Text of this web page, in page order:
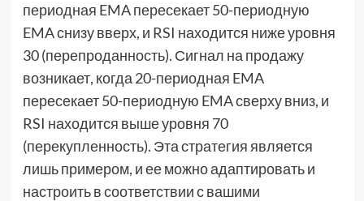
периодная EMA пересекает 50-периодную
EMA снизу вверх, и RSI находится ниже уровня
30 (перепроданность). Сигнал на продажу
возникает, когда 20-периодная EMA
пересекает 50-периодную EMA сверху вниз, и
RSI находится выше уровня 70
(перекупленность). Эта стратегия является
лишь примером, и ее можно адаптировать и
настроить в соответствии с вашими